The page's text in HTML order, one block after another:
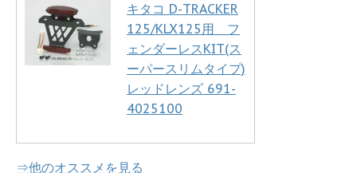
ルジャケット」
を買った！
キタコ D-TRACKER
125/KLX125用 フ
ェンダーレスKIT(ス
ーパースリムタイプ)
レッドレンズ 691-
4025100
⇒他のオススメを見る